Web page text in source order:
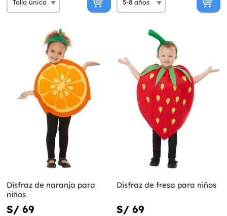
Disfraz de naranja para
niños
S/ 69
Disfraz de fresa para niños
S/ 69